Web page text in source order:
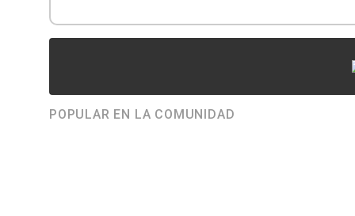
POPULAR EN LA COMUNIDAD